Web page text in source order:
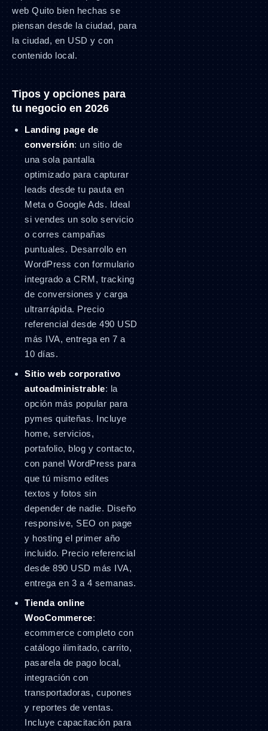
web Quito bien hechas se
piensan desde la ciudad, para
la ciudad, en USD y con
contenido local.
Tipos y opciones para
tu negocio en 2026
Landing page de
conversión: un sitio de
una sola pantalla
optimizado para capturar
leads desde tu pauta en
Meta o Google Ads. Ideal
si vendes un solo servicio
o corres campañas
puntuales. Desarrollo en
WordPress con formulario
integrado a CRM, tracking
de conversiones y carga
ultrarrápida. Precio
referencial desde 490 USD
más IVA, entrega en 7 a
10 días.
Sitio web corporativo
autoadministrable: la
opción más popular para
pymes quiteñas. Incluye
home, servicios,
portafolio, blog y contacto,
con panel WordPress para
que tú mismo edites
textos y fotos sin
depender de nadie. Diseño
responsive, SEO on page
y hosting el primer año
incluido. Precio referencial
desde 890 USD más IVA,
entrega en 3 a 4 semanas.
Tienda online
WooCommerce:
ecommerce completo con
catálogo ilimitado, carrito,
pasarela de pago local,
integración con
transportadoras, cupones
y reportes de ventas.
Incluye capacitación para